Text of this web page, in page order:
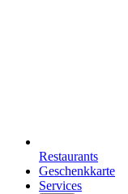
Restaurants
Geschenkkarte
Services